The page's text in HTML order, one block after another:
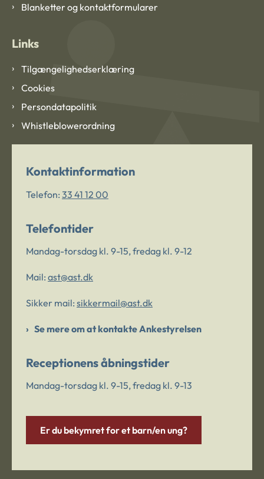
Blanketter og kontaktformularer
Links
Tilgængelighedserklæring
Cookies
Persondatapolitik
Whistleblowerordning
Kontaktinformation
Telefon: 33 41 12 00
Telefontider
Mandag-torsdag kl. 9-15, fredag kl. 9-12
Mail: ast@ast.dk
Sikker mail: sikkermail@ast.dk
Se mere om at kontakte Ankestyrelsen
Receptionens åbningstider
Mandag-torsdag kl. 9-15, fredag kl. 9-13
Er du bekymret for et barn/en ung?